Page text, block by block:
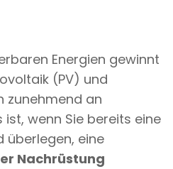
Energien gewinnt
(PV) und
zunehmend an
ist, wenn Sie bereits eine
überlegen, eine
Nachrüstung